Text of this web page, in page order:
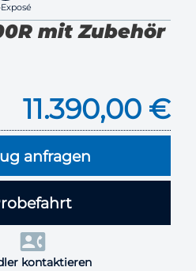
mit Zubehör
11.390,00 €
anfragen
kontaktieren